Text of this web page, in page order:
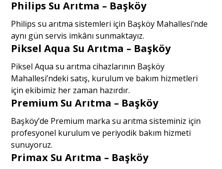
Philips Su Arıtma – Başköy
Philips su arıtma sistemleri için Başköy Mahallesi’nde
aynı gün servis imkânı sunmaktayız.
Piksel Aqua Su Arıtma – Başköy
Piksel Aqua su arıtma cihazlarının Başköy
Mahallesi’ndeki satış, kurulum ve bakım hizmetleri
için ekibimiz her zaman hazırdır.
Premium Su Arıtma – Başköy
Başköy’de Premium marka su arıtma sisteminiz için
profesyonel kurulum ve periyodik bakım hizmeti
sunuyoruz.
Primax Su Arıtma – Başköy